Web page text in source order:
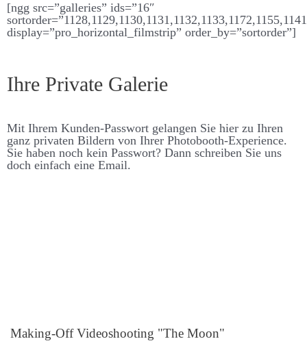
[ngg src=”galleries” ids=”16″
display=”pro_horizontal_filmstrip” order_by=”sortorder”]
Ihre Private Galerie
Mit Ihrem Kunden-Pass­­wort ge­langen Sie hier zu Ihren
ganz privaten Bildern von Ihrer Photo­booth-Experience.
Sie haben noch kein Pass­­wort? Dann schreiben Sie uns
doch ein­fach eine Email.
Making-Off Video­shooting "The Moon"